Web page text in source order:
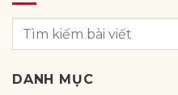
DANH MỤC